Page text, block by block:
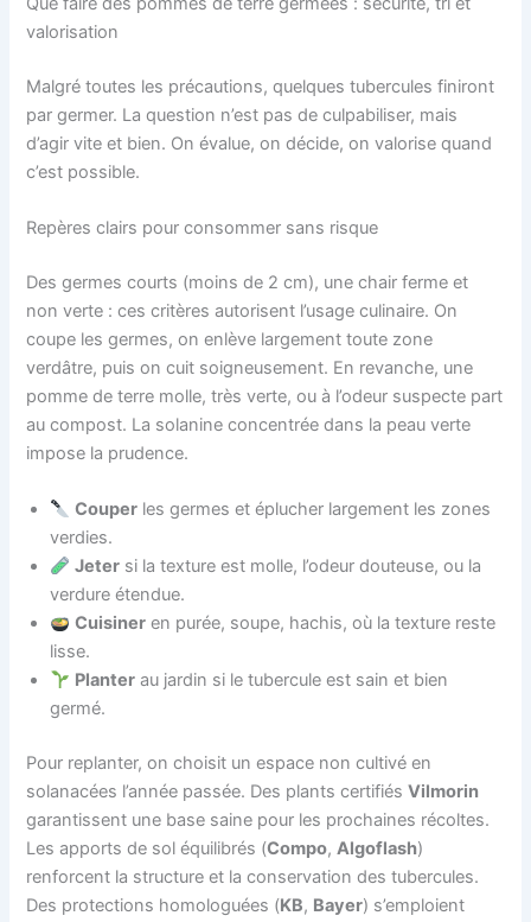
valorisation
Malgré toutes les précautions, quelques tubercules finiront
par germer. La question n’est pas de culpabiliser, mais
d’agir vite et bien. On évalue, on décide, on valorise quand
c’est possible.
Repères clairs pour consommer sans risque
Des germes courts (moins de 2 cm), une chair ferme et
non verte : ces critères autorisent l’usage culinaire. On
coupe les germes, on enlève largement toute zone
verdâtre, puis on cuit soigneusement. En revanche, une
pomme de terre molle, très verte, ou à l’odeur suspecte part
au compost. La solanine concentrée dans la peau verte
impose la prudence.
Couper les germes et éplucher largement les zones
verdies.
Jeter si la texture est molle, l’odeur douteuse, ou la
verdure étendue.
Cuisiner en purée, soupe, hachis, où la texture reste
lisse.
Planter au jardin si le tubercule est sain et bien
germé.
Pour replanter, on choisit un espace non cultivé en
solanacées l’année passée. Des plants certifiésVilmorin
garantissent une base saine pour les prochaines récoltes.
Les apports de sol équilibrés (Compo,Algoflash)
renforcent la structure et la conservation des tubercules.
Des protections homologuées (KB, Bayer) s’emploient